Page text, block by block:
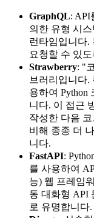
GraphQL: API
의한 유형 시
런타임입니다.
요청할 수 있
Strawberry: "
브러리입니다.
용하여 Python
니다. 이 접근
작성한 다음
비해 종종 더
니다.
FastAPI:
를 사용하여
능) 웹 프레임
동 대화형 API
로 유명합니다.